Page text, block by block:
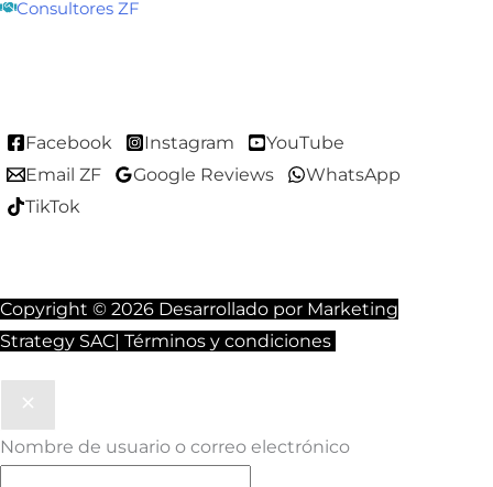
Consultores ZF
Facebook Instagram
YouTube
Email ZF
Google Reviews
WhatsApp
TikTok
Copyright © 2026 Desarrollado por Marketing
Strategy SAC| Términos y condiciones
Nombre de usuario o correo electrónico